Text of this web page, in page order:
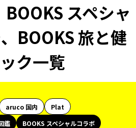
スペシャ
BOOKS 旅と健
ク一覧
aruco 国内
Plat
鑑
BOOKS スペシャルコラボ